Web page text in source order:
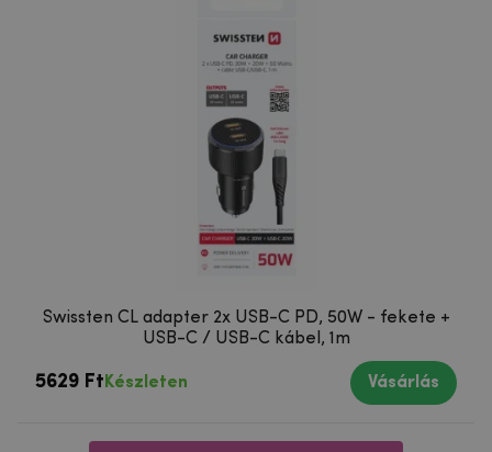
Swissten CL adapter 2x USB-C PD, 50W - fekete +
USB-C / USB-C kábel, 1m
5629 Ft Készleten Vásárlás